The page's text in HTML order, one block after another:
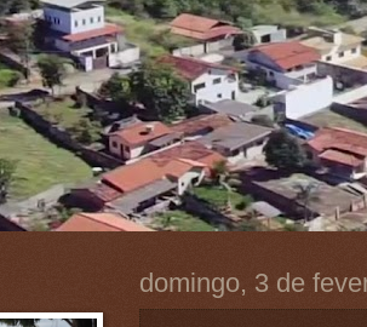
domingo, 3 de